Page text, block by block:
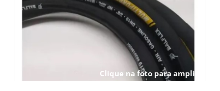
Clique na foto para ampliar